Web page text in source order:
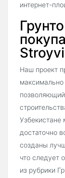
интернет-
Наш проект
достаточно
созданы
что следует
из рубрики